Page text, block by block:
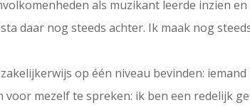
als muzikant leerde inzien
daar nog steeds achter. Ik maak nog
op één niveau bevinden: iemand
mezelf te spreken: ik ben een redelijk